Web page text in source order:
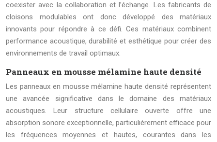
coexister avec la collaboration et l’échange. Les fabricants de
cloisons modulables ont donc développé des matériaux
innovants pour répondre à ce défi. Ces matériaux combinent
performance acoustique, durabilité et esthétique pour créer des
environnements de travail optimaux.
Panneaux en mousse mélamine haute densité
Les panneaux en mousse mélamine haute densité représentent
une avancée significative dans le domaine des matériaux
acoustiques. Leur structure cellulaire ouverte offre une
absorption sonore exceptionnelle, particulièrement efficace pour
les fréquences moyennes et hautes, courantes dans les